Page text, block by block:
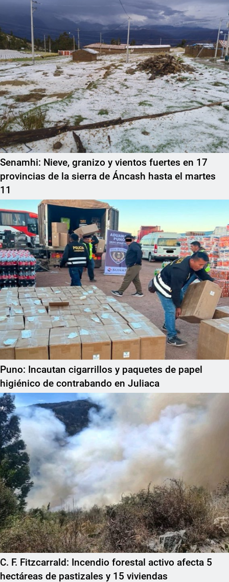
Senamhi: Nieve, granizo y vientos fuertes en 17
provincias de la sierra de Áncash hasta el martes
11
Puno: Incautan cigarrillos y paquetes de papel
higiénico de contrabando en Juliaca
C. F. Fitzcarrald: Incendio forestal activo afecta 5
hectáreas de pastizales y 15 viviendas